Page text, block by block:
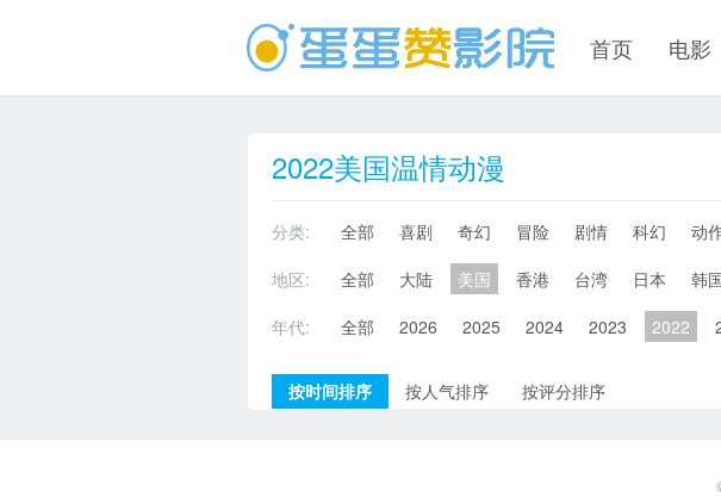
首页 电影
2022美国温情动漫
分类: 全部 喜剧 奇幻 冒险 剧情 科幻 动
地区:
全部 大陆 美国 香港 台湾 日本 韩
年代:
全部 2026 2025 2024 2023 2022
按时间排序 按人气排序 按评分排序